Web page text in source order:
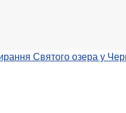
Святого озера у